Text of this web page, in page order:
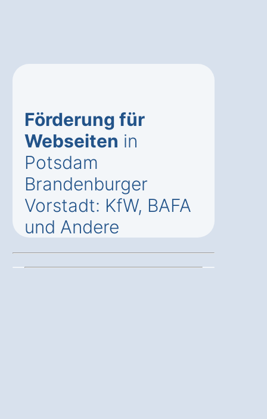
Förderung für
Webseiten in
Potsdam
Brandenburger
Vorstadt: KfW, BAFA
und Andere